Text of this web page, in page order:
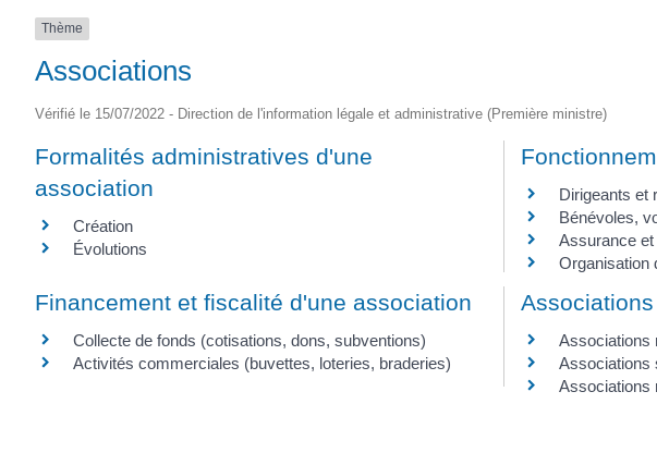
Thème
Associations
Vérifié le 15/07/2022 - Direction de l'information légale et administrative (Première ministre)
Formalités administratives d'une
association
Création
Évolutions
Dirigeants et
Bénévoles,
Assurance
Organisation
Financement et fiscalité d'une association
Collecte de fonds (cotisations, dons, subventions)
Activités commerciales (buvettes, loteries, braderies)
Associations
Associations
Associations